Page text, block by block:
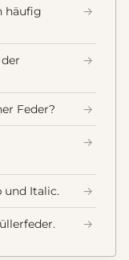
häufig
→
→
Feder? →
→
und Italic. →
→